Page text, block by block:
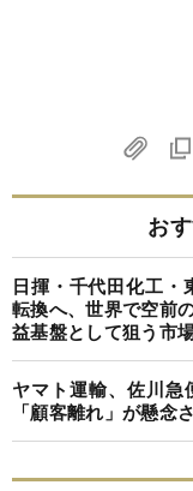
お
日揮・千代田化工・
転換へ、世界で空前
益基盤として狙う市
ヤマト運輸、佐川
「顧客離れ」が懸念